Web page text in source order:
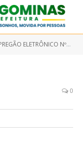
ELETRÔNICO Nº 9/2023-00020-SRP (AQUISIÇÃO DE GÊNEROS ALIMENTÍCIOS, MATERIAL PERMANENTE E GÁS ENGARRAFADO, COM FINALIDADE DE SUPRIR AS NECESSIDADES DAS SECRETARIAS MUNICIPAIS)
0